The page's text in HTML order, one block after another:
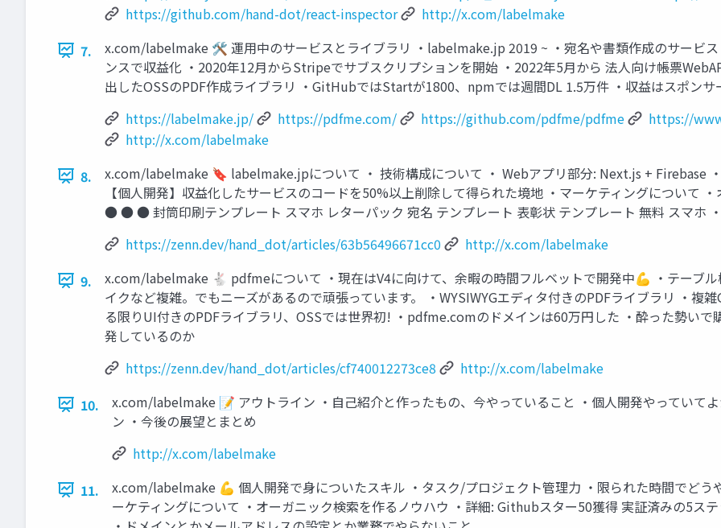
https://github.com/hand-dot/react-inspector
http://x.com/labelmake
7.
x.com/labelmake 🛠 運⽤中のサービスとライブラリ ‧labelmake.jp 2019 ~ ‧宛名や書類作成のサービ
ンスで収益化 ‧2020年12⽉からStripeでサブスクリプションを開始 ‧2022年5⽉から 法⼈向け帳票
出したOSSのPDF作成ライブラリ ‧GitHubではStartが1800、npmでは週間DL 1.5万件 ‧収益はスポンサ
https://labelmake.jp/
https://pdfme.com/ https://github.com/pdfme/pdfme
https://
http://x.com/labelmake
8.
x.com/labelmake 🔖 labelmake.jpについて ‧ 技術構成について ‧ Webアプリ部分: Next.js + Firebase
【個⼈開発】収益化したサービスのコードを50%以上削除して得られた境地 ‧マーケティングについて
● ● ● 封筒印刷テンプレート スマホ レターパック 宛名 テンプレート 表彰状 テンプレート 無料 スマホ
https://zenn.dev/hand_dot/articles/63b56496671cc0
http://x.com/labelmake
9.
x.com/labelmake 🐇 pdfmeについて ‧現在はV4に向けて、余暇の時間フルベットで開発中💪 ‧テーブ
イクなど複雑。でもニーズがあるので頑張っています。 ‧WYSIWYGエディタ付きのPDFライブラリ ‧複
る限りUI付きのPDFライブラリ、OSSでは世界初! ‧pdfme.comのドメインは60万円した ‧酔った勢いで
発しているのか
https://zenn.dev/hand_dot/articles/cf740012273ce8
http://x.com/labelmake
10.
x.com/labelmake 📝 アウトライン ‧⾃⼰紹介と作ったもの、今やっていること ‧個⼈開発やっていて
ン ‧今後の展望とまとめ
http://x.com/labelmake
11.
x.com/labelmake 💪 個⼈開発で⾝についたスキル ‧タスク/プロジェクト管理⼒ ‧限られた時間でど
ーケティングについて ‧オーガニック検索を作るノウハウ ‧詳細: Githubスター50獲得 実証済みの5ス